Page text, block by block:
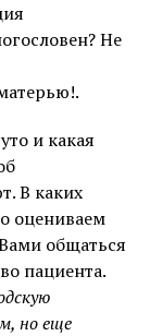
Не
и какая
В каких
оцениваем
общаться
пациента.
но еще